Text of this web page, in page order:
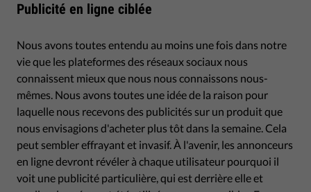
Publicité en ligne ciblée
Nous avons toutes entendu au moins une fois dans notre
vie que les plateformes des réseaux sociaux nous
connaissent mieux que nous nous connaissons nous-
mêmes. Nous avons toutes une idée de la raison pour
laquelle nous recevons des publicités sur un produit que
nous envisagions d'acheter plus tôt dans la semaine. Cela
peut sembler effrayant et invasif. À l'avenir, les annonceurs
en ligne devront révéler à chaque utilisateur pourquoi il
voit une publicité particulière, qui est derrière elle et